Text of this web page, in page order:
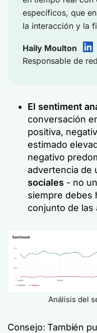
específicos, que
la interacción y la
Haily Moulton
Responsable de
El sentiment
conversación
positiva,
estimado
negativo
advertencia de
sociales - no
siempre debes
conjunto de las
Análisis del
Consejo: También